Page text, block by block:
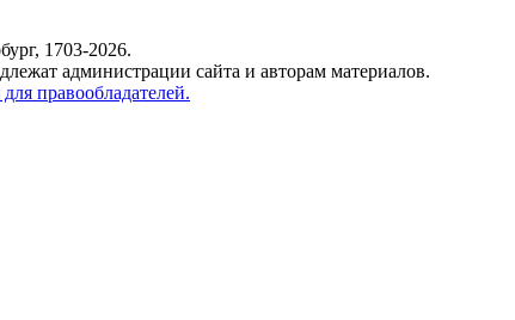
1703-2026.
администрации сайта и авторам материалов.
правообладателей.